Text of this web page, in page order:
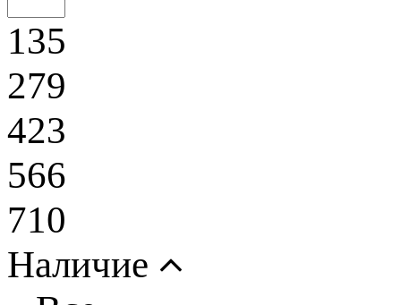
135
279
423
566
710
Наличие